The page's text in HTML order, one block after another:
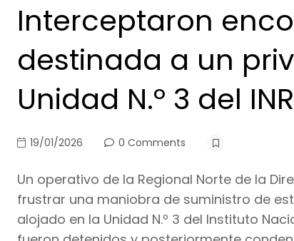
Interceptaron
destinada a un
Unidad N.º 3 del INR
19/01/2026 0 Comments
Un operativo de la Regional Norte de la
frustrar una maniobra de suministro de
alojado en la Unidad N.º 3 del Instituto